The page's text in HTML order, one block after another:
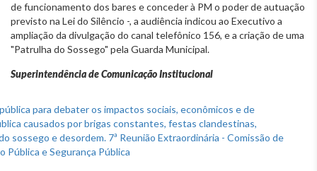
de funcionamento dos bares e conceder à PM o poder de autuação
previsto na Lei do Silêncio -, a audiência indicou ao Executivo a
ampliação da divulgação do canal telefônico 156, e a criação de uma
"Patrulha do Sossego" pela Guarda Municipal.
Superintendência de Comunicação Institucional